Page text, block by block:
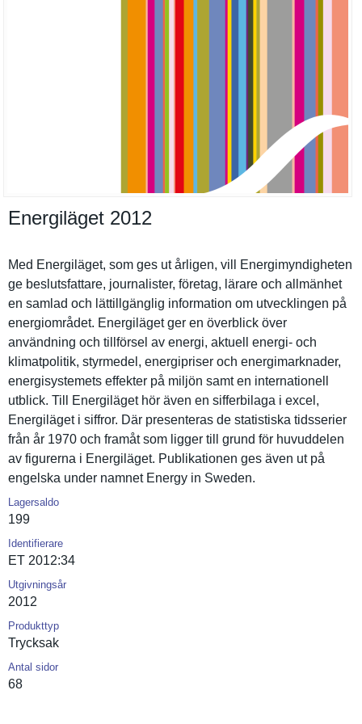
Energiläget 2012
Med Energiläge­t, som ges ut årligen, vill Energimynd­igheten
ge beslutsfat­tare, journalist­er, företag, lärare och allmänhet
en samlad och lättillgän­glig informatio­n om utveckling­en på
energiområ­det. Energiläge­t ger en överblick över
användning och tillförsel av energi, aktuell energi- och
klimatpoli­tik, styrmedel, energipris­er och energimark­nader,
energisyst­emets effekter på miljön samt en internatio­nell
utblick. Till Energiläge­t hör även en sifferbila­ga i excel,
Energiläge­t i siffror. Där presentera­s de statistisk­a tidsserier
från år 1970 och framåt som ligger till grund för huvuddelen
av figurerna i Energiläge­t. Publikatio­nen ges även ut på
engelska under namnet Energy in Sweden.
Lagersaldo
199
Identifierare
ET 2012:34
Utgivningsår
2012
Produkttyp
Trycksak
Antal sidor
68